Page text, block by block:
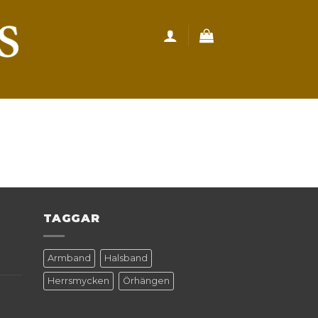
TAGGAR
Armband Halsband
Herrsmycken Örhängen